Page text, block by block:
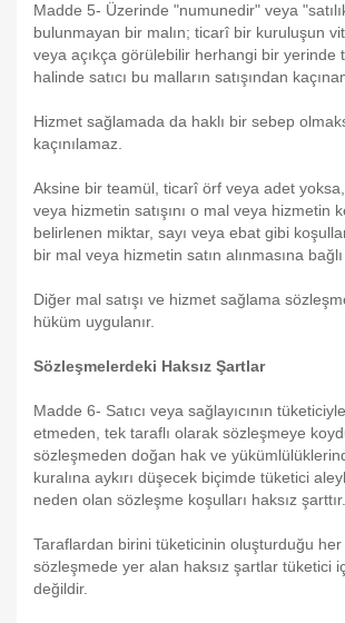
Madde 5- Üzerinde "numunedir" veya
bulunmayan bir malın; ticarî bir kuruluşun
veya açıkça görülebilir herhangi bir yerinde
halinde satıcı bu malların satışından
Hizmet sağlamada da haklı bir sebep
kaçınılamaz.
Aksine bir teamül, ticarî örf veya adet yoksa,
veya hizmetin satışını o mal veya hizmetin
belirlenen miktar, sayı veya ebat gibi
bir mal veya hizmetin satın alınmasına bağlı
Diğer mal satışı ve hizmet sağlama
hüküm uygulanır.
Sözleşmelerdeki Haksız Şartlar
Madde 6- Satıcı veya sağlayıcının
etmeden, tek taraflı olarak sözleşmeye
sözleşmeden doğan hak ve
kuralına aykırı düşecek biçimde tüketici
neden olan sözleşme koşulları haksız şarttır.
Taraflardan birini tüketicinin oluşturduğu her
sözleşmede yer alan haksız şartlar tüketici
değildir.